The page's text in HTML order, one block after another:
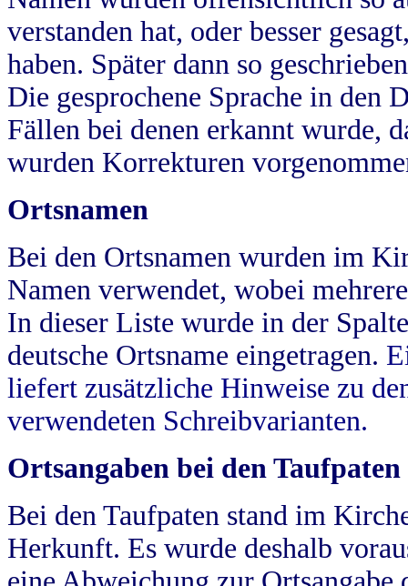
verstanden hat, oder besser
haben. Später dann so
Die gesprochene Sprache in
Fällen bei denen erkannt wurde,
wurden Korrekturen
Ortsnamen
Bei den Ortsnamen wurden im
Namen verwendet, wobei
In dieser Liste wurde in der
deutsche Ortsname eingetragen.
liefert zusätzliche Hinweise zu
verwendeten Schreibvarianten.
Ortsangaben bei den Taufpaten
Bei den Taufpaten stand im
Herkunft. Es wurde deshalb